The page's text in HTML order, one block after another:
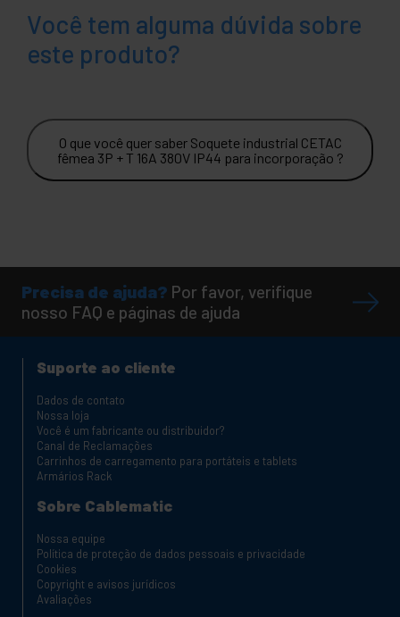
Você tem alguma dúvida sobre
este produto?
O que você quer saber Soquete industrial CETAC
fêmea 3P + T 16A 380V IP44 para incorporação ?
Precisa de ajuda? Por favor, verifique
nosso FAQ e páginas de ajuda
Suporte ao cliente
Dados de contato
Nossa loja
Você é um fabricante ou distribuidor?
Canal de Reclamações
Carrinhos de carregamento para portáteis e tablets
Armários Rack
Sobre Cablematic
Nossa equipe
Política de proteção de dados pessoais e privacidade
Cookies
Copyright e avisos jurídicos
Avaliações